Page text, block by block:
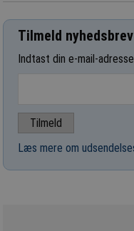
Tilmeld nyhedsbrev
Indtast din e-mail-
Læs mere om